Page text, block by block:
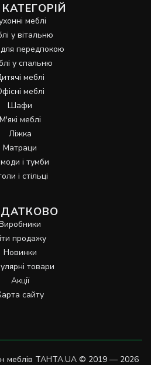
меблі
у вітальню
передпокою
у спальню
меблі
меблі
Шафи
М'які меблі
Ліжка
Матраци
і тумби
і стільці
продажу
Новинки
товари
Акції
сайту
меблів TAHTA.UA © 2019 — 2026